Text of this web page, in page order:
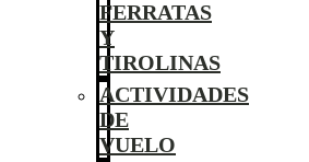
FERRATAS
Y
TIROLINAS
ACTIVIDADES
DE
VUELO